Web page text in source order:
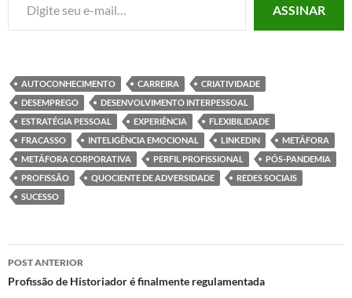
ASSINAR
AUTOCONHECIMENTO CARREIRA
CRIATIVIDADE
DESEMPREGO
DESENVOLVIMENTO INTERPESSOAL
ESTRATÉGIA PESSOAL
EXPERIÊNCIA
FLEXIBILIDADE
FRACASSO
INTELIGÊNCIA EMOCIONAL LINKEDIN
METÁFORA
METÁFORA CORPORATIVA
PERFIL PROFISSIONAL
PÓS-PANDEMIA
PROFISSÃO
QUOCIENTE DE ADVERSIDADE
REDES SOCIAIS
SUCESSO
Navegação
de
POST ANTERIOR
Profissão de Historiador é finalmente regulamentada